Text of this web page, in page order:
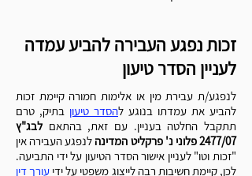
זכות נפגע העבירה להביע עמדה
לעניין הסדר טיעון
לנפגע/ת עבירת מין או אלימות חמורה קיימת זכות
להביע את עמדתו בנוגע להסדר טיעון בתיק, טרם
תתקבל החלטה בעניין. עם זאת, בהתאם לבג"ץ
2477/07 פלוני נ' פרקליט המדינה
לנפגע העבירה אין
"זכות וטו" לעניין אישור הסדר הטיעון על ידי התביעה.
לכן, קיימת חשיבות רבה לייצוג משפטי על ידי עורך דין